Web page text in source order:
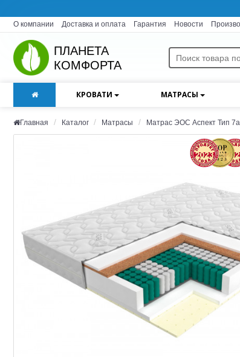
О компании
Доставка и оплата Гарантия Новости
ПЛАНЕТА
КОМФОРТА
КРОВАТИ МАТРАСЫ
Главная Каталог Матрасы Матрас ЭОС Аспект Тип